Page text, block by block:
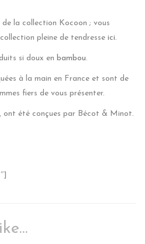
la collection Kocoon ; vous
pleine de tendresse ici.
si doux en bambou.
à la main en France et sont de
fiers de vous présenter.
ont été conçues par Bécot & Minot.